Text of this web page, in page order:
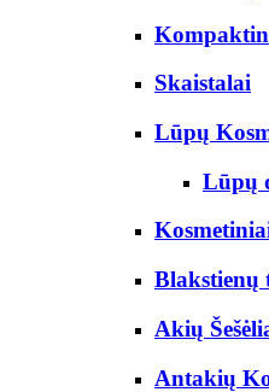
Skaistalai
Lūpų
Lūpų
Blakstienų
Akių
Antakių